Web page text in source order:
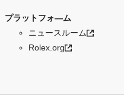
プラットフォ―ム
ニュースルーム
Rolex.org